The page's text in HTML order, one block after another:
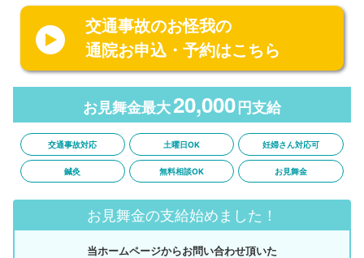
交通事故のお怪我の
通院お申込・予約はこちら
お見舞金最大20,000 円支給
交通事故対応 土曜日OK 妊婦さん対応可
鍼灸 無料相談OK お見舞金
お見舞金の支給始めました！
当ホームページからお問い合わせ頂いた